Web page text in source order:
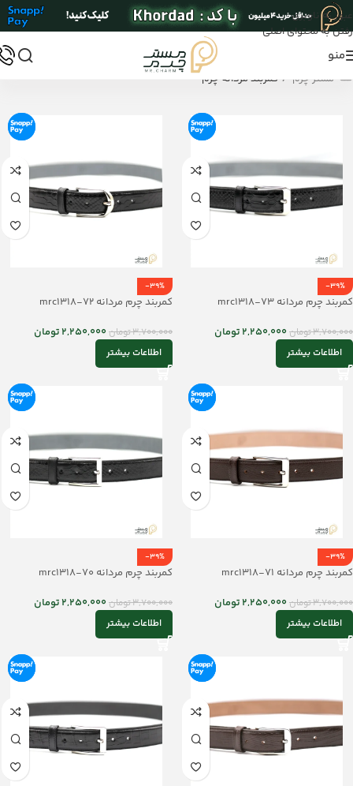
عبور به ناوبری
رفتن به محتوای اصلی
منو
مستر چرم / کمربند مردانه چرم
-39%
کمربند چرم مردانه mrc1318-73
3,700,000تومان2,250,000تومان
اطلاعات بیشتر
-39%
کمربند چرم مردانه mrc1318-72
3,700,000تومان2,250,000تومان
اطلاعات بیشتر
-39%
کمربند چرم مردانه mrc1318-71
3,700,000تومان2,250,000تومان
اطلاعات بیشتر
-39%
کمربند چرم مردانه mrc1318-70
3,700,000تومان2,250,000تومان
اطلاعات بیشتر